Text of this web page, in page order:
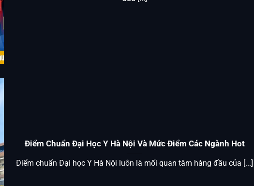
Điểm Chuẩn Đại Học Y Hà Nội Và Mức Điểm Các Ngành Hot
Điểm chuẩn Đại học Y Hà Nội luôn là mối quan tâm hàng đầu của [...]